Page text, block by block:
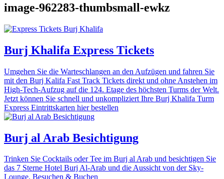
image-962283-thumbsmall-ewkz
Burj Khalifa Express Tickets
Umgehen Sie die Warteschlangen an den Aufzügen und fahren Sie
mit den Burj Kalifa Fast Track Tickets direkt und ohne Anstehen im
High-Tech-Aufzug auf die 124. Etage des höchsten Turms der Welt.
Jetzt können Sie schnell und unkompliziert Ihre Burj Khalifa Turm
Express Eintrittskarten hier bestellen
Burj al Arab Besichtigung
Trinken Sie Cocktails oder Tee im Burj al Arab und besichtigen Sie
das 7 Sterne Hotel Burj Al-Arab und die Aussicht von der Sky-
Lounge. Besuchen & Buchen